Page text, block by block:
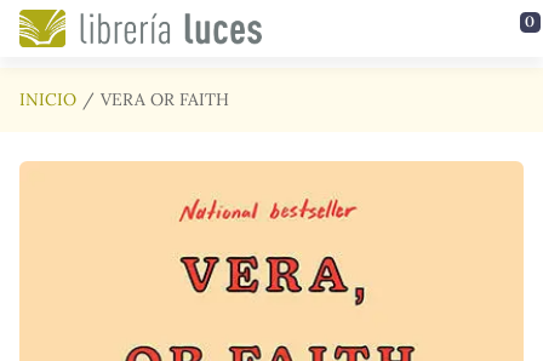
Saltar al contenido principal 0
INICIO VERA OR FAITH